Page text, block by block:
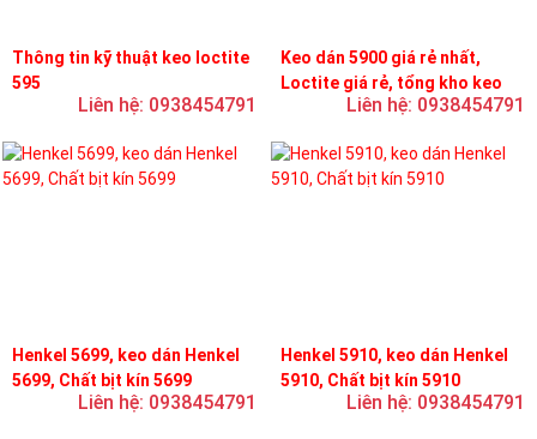
Thông tin kỹ thuật keo loctite
595
Liên hệ: 0938454791
Keo dán 5900 giá rẻ nhất,
Loctite giá rẻ, tổng kho keo
Liên hệ: 0938454791
Henkel 5699, keo dán Henkel
5699, Chất bịt kín 5699
Liên hệ: 0938454791
Henkel 5910, keo dán Henkel
5910, Chất bịt kín 5910
Liên hệ: 0938454791